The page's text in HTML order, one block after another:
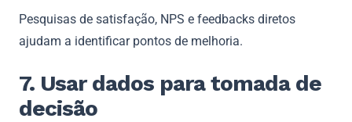
Pesquisas de satisfação, NPS e feedbacks diretos
ajudam a identificar pontos de melhoria.
7. Usar dados para tomada de
decisão